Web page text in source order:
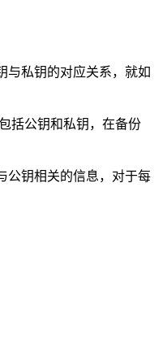
与私钥的对应关系，就如
括公钥和私钥，在备份
公钥相关的信息，对于每